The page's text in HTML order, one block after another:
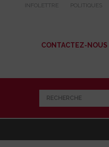
INFOLETTRE POLITIQUES
CONTACTEZ-NOUS
RECHERCHE